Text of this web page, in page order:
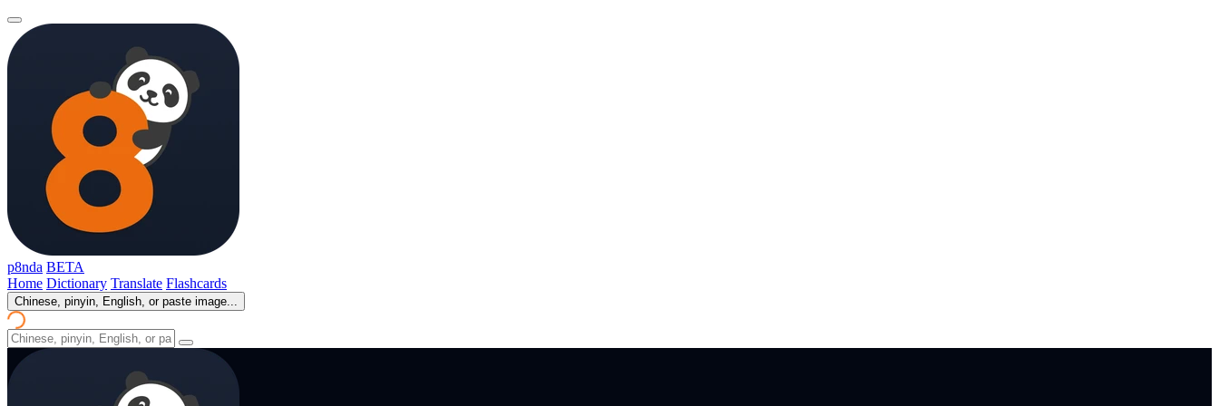
p8nda BETA
Home Dictionary Translate Flashcards
Chinese, pinyin, English, or paste image...